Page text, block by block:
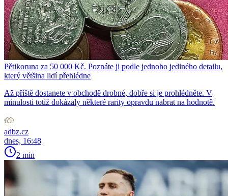
Pětikoruna za 50 000 Kč. Poznáte ji podle jednoho jediného detailu,
který většina lidí přehlédne
Až příště dostanete v obchodě drobné, dobře si je prohlédněte. V
minulosti totiž dokázaly některé rarity opravdu nabrat na hodnotě.
adbz.cz
dnes, 16:48
2 min